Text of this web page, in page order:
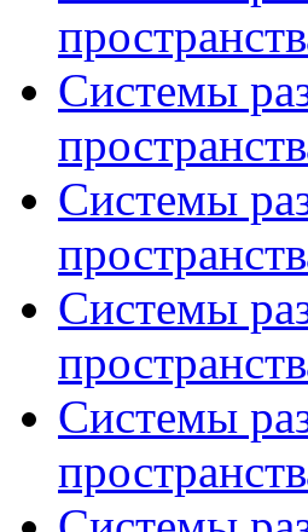
Системы
Системы
Системы
Системы